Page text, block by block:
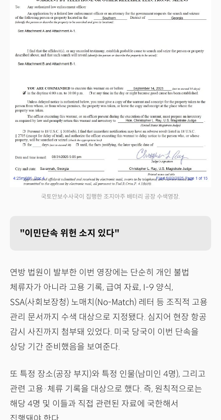
국토안보수사국이 집행한 조지아주 배터리 공장 수색영장.
"이민단속 위헌 소지 있다"
연방 법원이 발부한 이번 영장에는 단순히 개인 불법
체류자가 아니라 고용 기록, 급여 자료, I-9 양식,
SSA(사회보장청) 노매치(No-Match) 레터 등 조직적 고용
관리 문서까지 수색 대상으로 지정됐다. 심지어 현장 항공
감시 사진까지 첨부돼 있었다. 미국 당국이 이번 단속을
상당 기간 준비했음을 보여준다.
또 특정 장소(공장 부지)와 특정 인물(남미인 4명), 그리고
관련 고용·체류 기록을 대상으로 했다. 즉, 원칙적으로는
해당 4명 및 이들과 직접 관련된 자료에 국한해서